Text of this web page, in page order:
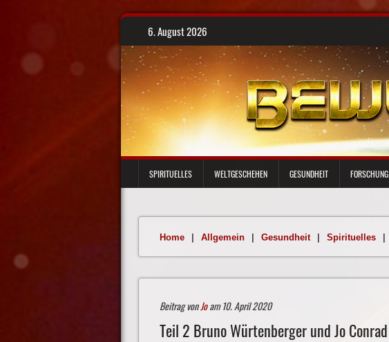
Skip
content
6. August 2026
SPIRITUELLES WELTGESCHEHEN GESUNDHEIT FORSCHUNG
Home Allgemein Gesundheit Spirituelles
Beitrag vonJoam 10. April 2020
Teil 2 Bruno Würtenberger und Jo Conrad